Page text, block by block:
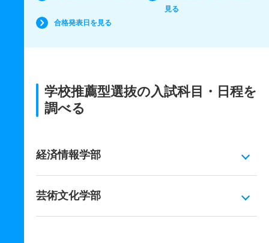
見る
合格発表日を見る
学校推薦型選抜の入試科目・日程を
調べる
経済情報学部
芸術文化学部